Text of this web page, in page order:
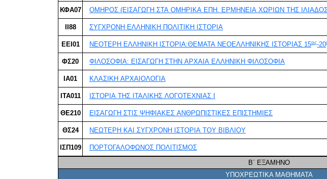
ΚΦΑ07 ΟΜΗΡΟΣ (ΕΙΣΑΓΩΓΗ ΣΤΑ ΟΜΗΡΙΚΑ ΕΠΗ. ΕΡΜΗΝΕΙΑ ΧΩΡΙΩΝ ΤΗΣ
ΙΙ88 ΣΥΓΧΡΟΝΗ ΕΛΛΗΝΙΚΗ ΠΟΛΙΤΙΚΗ ΙΣΤΟΡΙΑ
ΕΕΙ01 ΝΕΟΤΕΡΗ ΕΛΛΗΝΙΚΗ ΙΣΤΟΡΙΑ:ΘΕΜΑΤΑ ΝΕΟΕΛΛΗΝΙΚΗΣ ΙΣΤΟΡΙΑΣ 15ος-20
ΦΣ20 ΦΙΛΟΣΟΦΙΑ: ΕΙΣΑΓΩΓΗ ΣΤΗΝ ΑΡΧΑΙΑ ΕΛΛΗΝΙΚΗ ΦΙΛΟΣΟΦΙΑ
ΙΑ01 ΚΛΑΣΙΚΗ ΑΡΧΑΙΟΛΟΓΙΑ
ΙΤΑ011 ΙΣΤΟΡΙΑ ΤΗΣ ΙΤΑΛΙΚΗΣ ΛΟΓΟΤΕΧΝΙΑΣ Ι
ΘΕ210 ΕΙΣΑΓΩΓΗ ΣΤΙΣ ΨΗΦΙΑΚΕΣ ΑΝΘΡΩΠΙΣΤΙΚΕΣ ΕΠΙΣΤΗΜΙΕΣ
ΘΣ24 ΝΕΩΤΕΡΗ ΚΑΙ ΣΥΓΧΡΟΝΗ ΙΣΤΟΡΙΑ ΤΟΥ ΒΙΒΛΙΟΥ
ΙΣΠ109
ΠΟΡΤΟΓΑΛΟΦΩΝΟΣ ΠΟΛΙΤΙΣΜΟΣ
B΄ ΕΞΑΜΗΝΟ
ΥΠΟΧΡΕΩΤΙΚΑ ΜΑΘΗΜΑΤΑ